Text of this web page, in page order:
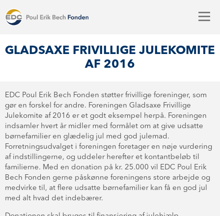
GLADSAXE FRIVILLIGE JULEKOMITE
AF 2016
EDC Poul Erik Bech Fonden støtter frivillige foreninger, som
gør en forskel for andre. Foreningen Gladsaxe Frivillige
Julekomite af 2016 er et godt eksempel herpå. Foreningen
indsamler hvert år midler med formålet om at give udsatte
børnefamilier en glædelig jul med god julemad.
Forretningsudvalget i foreningen foretager en nøje vurdering
af indstillingerne, og uddeler herefter et kontantbeløb til
familierne. Med en donation på kr. 25.000 vil EDC Poul Erik
Bech Fonden gerne påskønne foreningens store arbejde og
medvirke til, at flere udsatte børnefamilier kan få en god jul
med alt hvad det indebærer.